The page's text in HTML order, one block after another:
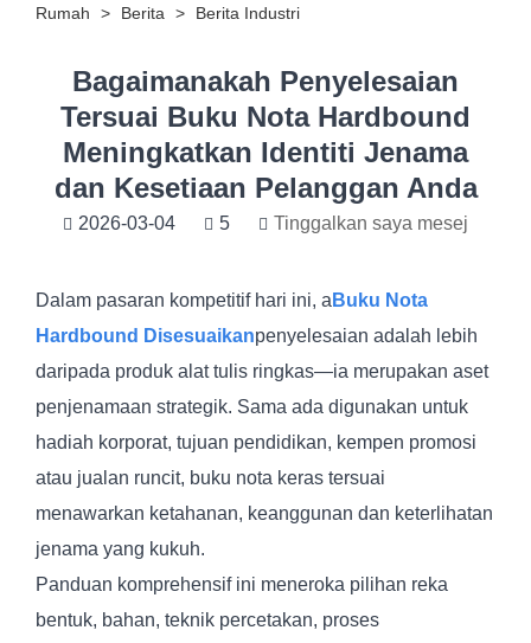
Rumah > Berita > Berita Industri
Bagaimanakah Penyelesaian
Tersuai Buku Nota Hardbound
Meningkatkan Identiti Jenama
dan Kesetiaan Pelanggan Anda
2026-03-04 5 Tinggalkan saya mesej
Dalam pasaran kompetitif hari ini, a Buku Nota
Hardbound Disesuaikanpenyelesaian adalah lebih
daripada produk alat tulis ringkas—ia merupakan aset
penjenamaan strategik. Sama ada digunakan untuk
hadiah korporat, tujuan pendidikan, kempen promosi
atau jualan runcit, buku nota keras tersuai
menawarkan ketahanan, keanggunan dan keterlihatan
jenama yang kukuh.
Panduan komprehensif ini meneroka pilihan reka
bentuk, bahan, teknik percetakan, proses